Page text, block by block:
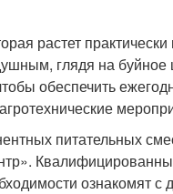
растет
глядя на
обеспечить
питательных
ознакомят с